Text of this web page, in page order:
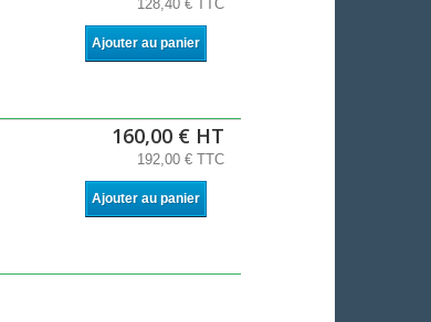
128,40 € TTC
Ajouter au panier
160,00 € HT
192,00 € TTC
Ajouter au panier